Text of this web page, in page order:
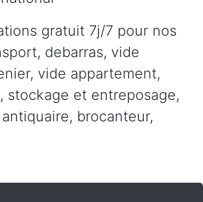
gratuit 7j/7 pour nos
debarras, vide
vide appartement,
stockage et entreposage,
brocanteur,